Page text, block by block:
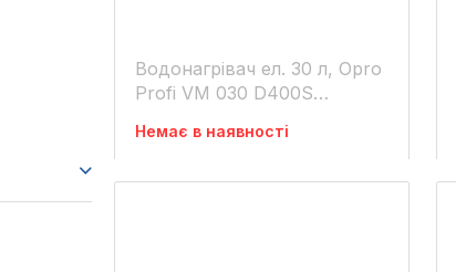
Водонагрівач ел. 30 л, Opro
Profi VM 030 D400S
Немає в наявності